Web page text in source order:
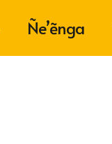
Ñe’ẽnga